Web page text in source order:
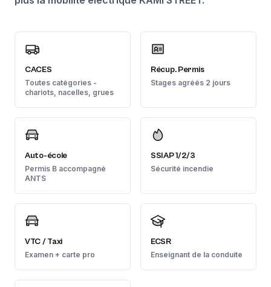
CACES
Toutes catégories -
chariots, nacelles, grues
Récup. Permis
Stages agréés 2 jours
Auto-école
Permis B accompagné
ANTS
SSIAP 1/2/3
Sécurité incendie
VTC / Taxi
Examen + carte pro
ECSR
Enseignant de la conduite